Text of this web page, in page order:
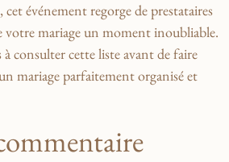
cet⁢ événement⁣ regorge de ⁢prestataires
votre mariage un⁤ moment inoubliable.
à consulter cette liste avant de faire
mariage⁣ parfaitement ‍organisé et